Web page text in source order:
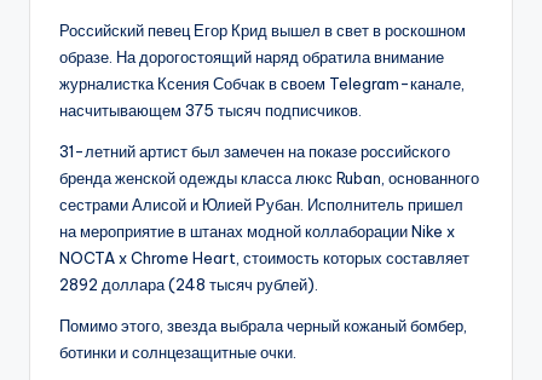
Российский певец Егор Крид вышел в свет в роскошном
образе. На дорогостоящий наряд обратила внимание
журналистка Ксения Собчак в своем Telegram-канале,
насчитывающем 375 тысяч подписчиков.
31-летний артист был замечен на показе российского
бренда женской одежды класса люкс Ruban, основанного
сестрами Алисой и Юлией Рубан. Исполнитель пришел
на мероприятие в штанах модной коллаборации Nike x
NOCTA x Chrome Heart, стоимость которых составляет
2892 доллара (248 тысяч рублей).
Помимо этого, звезда выбрала черный кожаный бомбер,
ботинки и солнцезащитные очки.